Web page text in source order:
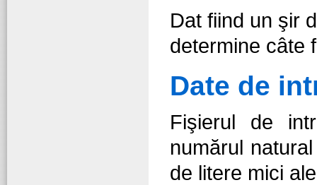
Dat fiind un şir
determine câte
Date de
Fişierul de
numărul
de litere mici